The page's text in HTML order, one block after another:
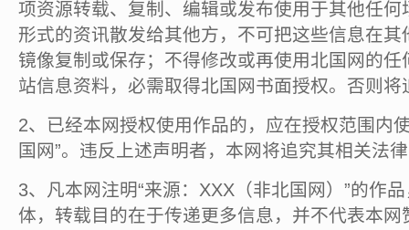
项资源转载、复制、编辑或发布使用于其他任
形式的资讯散发给其他方，不可把这些信息在
镜像复制或保存；不得修改或再使用北国网的
站信息资料，必需取得北国网书面授权。否则将
2、已经本网授权使用作品的，应在授权范围内
国网”。违反上述声明者，本网将追究其相关法
3、凡本网注明“来源：XXX（非北国网）”的作
体，转载目的在于传递更多信息，并不代表本